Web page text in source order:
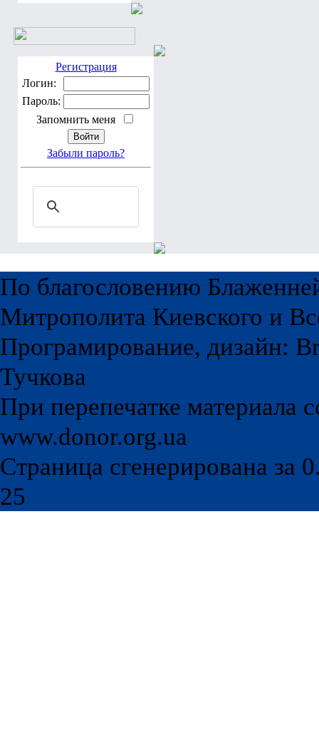
Регистрация
Логин:
Пароль:
Запомнить меня
Забыли пароль?
По благословению
Митрополита Киевского и
Програмирование, дизайн:
Тучкова
При перепечатке материала
www.donor.org.ua
Страница сгенерирована за
25